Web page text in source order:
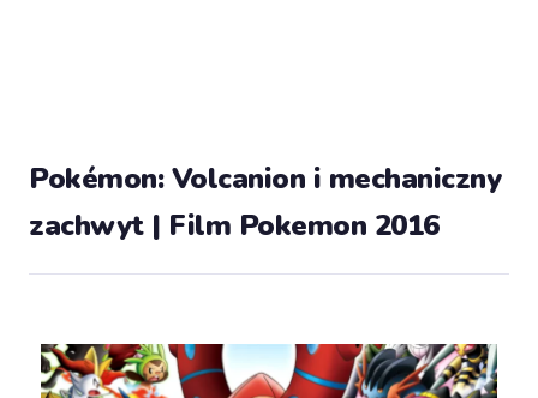
Pokémon: Volcanion i mechaniczny
zachwyt | Film Pokemon 2016